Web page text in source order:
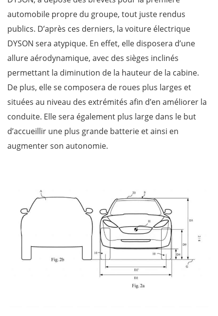
automobile propre du groupe, tout juste rendus
publics. D’après ces derniers, la voiture électrique
DYSON sera atypique. En effet, elle disposera d’une
allure aérodynamique, avec des sièges inclinés
permettant la diminution de la hauteur de la cabine.
De plus, elle se composera de roues plus larges et
situées au niveau des extrémités afin d’en améliorer la
conduite. Elle sera également plus large dans le but
d’accueillir une plus grande batterie et ainsi en
augmenter son autonomie.